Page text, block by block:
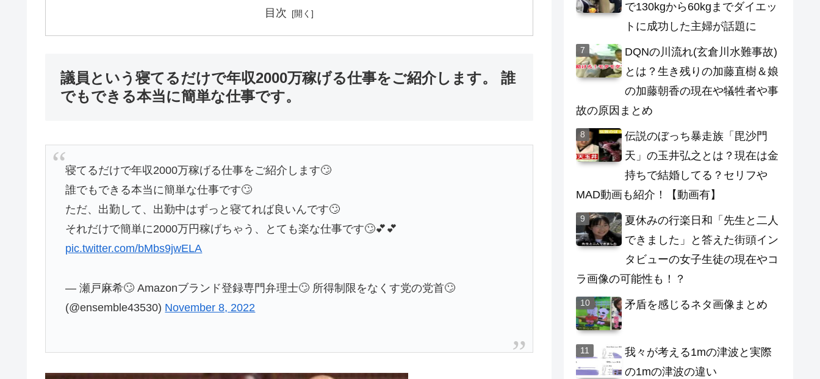
目次
議員という寝てるだけで年収2000万稼げる仕事をご紹介します。 誰
でもできる本当に簡単な仕事です。
寝てるだけで年収2000万稼げる仕事をご紹介します🙄
誰でもできる本当に簡単な仕事です🙄
ただ、出勤して、出勤中はずっと寝てれば良いんです🙄
それだけで簡単に2000万円稼げちゃう、とても楽な仕事です🙄💕💕
pic.twitter.com/bMbs9jwELA
— 瀬戸麻希🙄 Amazonブランド登録専門弁理士🙄 所得制限をなくす党の党首🙄
(@ensemble43530) November 8, 2022
で130kgから60kgまでダイエッ
トに成功した主婦が話題に
DQNの川流れ(玄倉川水難事故)
とは？生き残りの加藤直樹＆娘
の加藤朝香の現在や犠牲者や事
故の原因まとめ
伝説のぼっち暴走族「毘沙門
天」の玉井弘之とは？現在は金
持ちで結婚してる？セリフや
MAD動画も紹介！【動画有】
夏休みの行楽日和「先生と二人
できました」と答えた街頭イン
タビューの女子生徒の現在やコ
ラ画像の可能性も！？
矛盾を感じるネタ画像まとめ
我々が考える1mの津波と実際
の1mの津波の違い